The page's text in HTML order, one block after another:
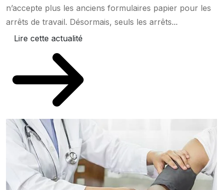
n’accepte plus les anciens formulaires papier pour les
arrêts de travail. Désormais, seuls les arrêts...
Lire cette actualité